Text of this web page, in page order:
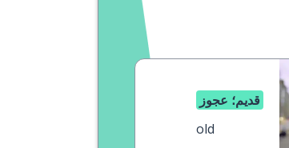
قديم؛ عجوز
old